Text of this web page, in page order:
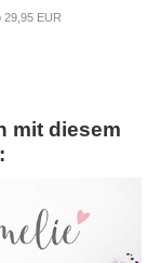
29,95 EUR
mit diesem